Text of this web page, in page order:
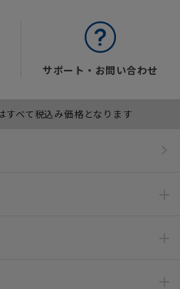
サポート・お問い合わせ
べて税込み価格となります